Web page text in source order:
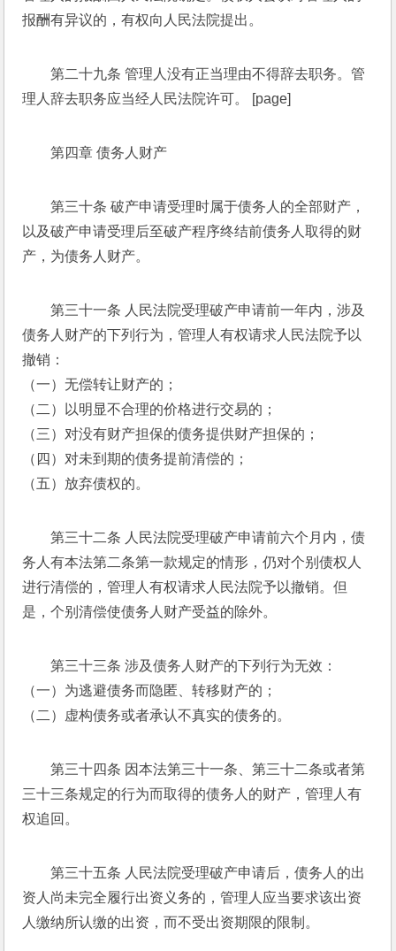
报酬有异议的，有权向人民法院提出。
第二十九条 管理人没有正当理由不得辞去职务。管
理人辞去职务应当经人民法院许可。 [page]
第四章 债务人财产
第三十条 破产申请受理时属于债务人的全部财产，
以及破产申请受理后至破产程序终结前债务人取得的财
产，为债务人财产。
第三十一条 人民法院受理破产申请前一年内，涉及
债务人财产的下列行为，管理人有权请求人民法院予以
撤销：
（一）无偿转让财产的；
（二）以明显不合理的价格进行交易的；
（三）对没有财产担保的债务提供财产担保的；
（四）对未到期的债务提前清偿的；
（五）放弃债权的。
第三十二条 人民法院受理破产申请前六个月内，债
务人有本法第二条第一款规定的情形，仍对个别债权人
进行清偿的，管理人有权请求人民法院予以撤销。但
是，个别清偿使债务人财产受益的除外。
第三十三条 涉及债务人财产的下列行为无效：
（一）为逃避债务而隐匿、转移财产的；
（二）虚构债务或者承认不真实的债务的。
第三十四条 因本法第三十一条、第三十二条或者第
三十三条规定的行为而取得的债务人的财产，管理人有
权追回。
第三十五条 人民法院受理破产申请后，债务人的出
资人尚未完全履行出资义务的，管理人应当要求该出资
人缴纳所认缴的出资，而不受出资期限的限制。